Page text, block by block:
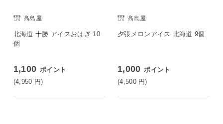
髙島屋
北海道 十勝 アイスおはぎ 10
個
1,100 ポイント
(4,950 円)
髙島屋
夕張メロンアイス 北海道 9個
1,000 ポイント
(4,500 円)